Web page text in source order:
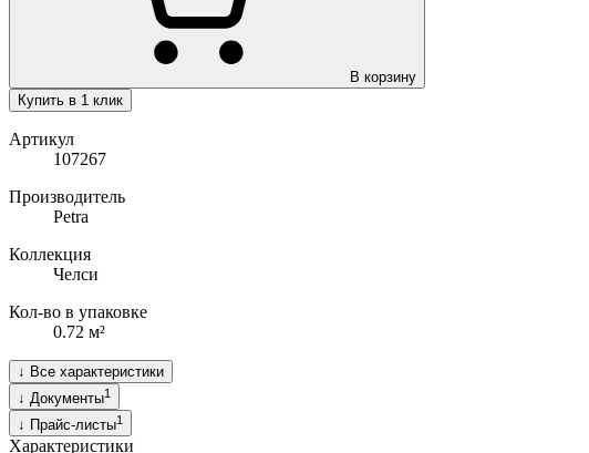
В корзину
Купить в 1 клик
Артикул
107267
Производитель
Petra
Коллекция
Челси
Кол-во в упаковке
0.72 м²
↓ Все характеристики
↓ Документы1
↓ Прайс-листы1
Характеристики